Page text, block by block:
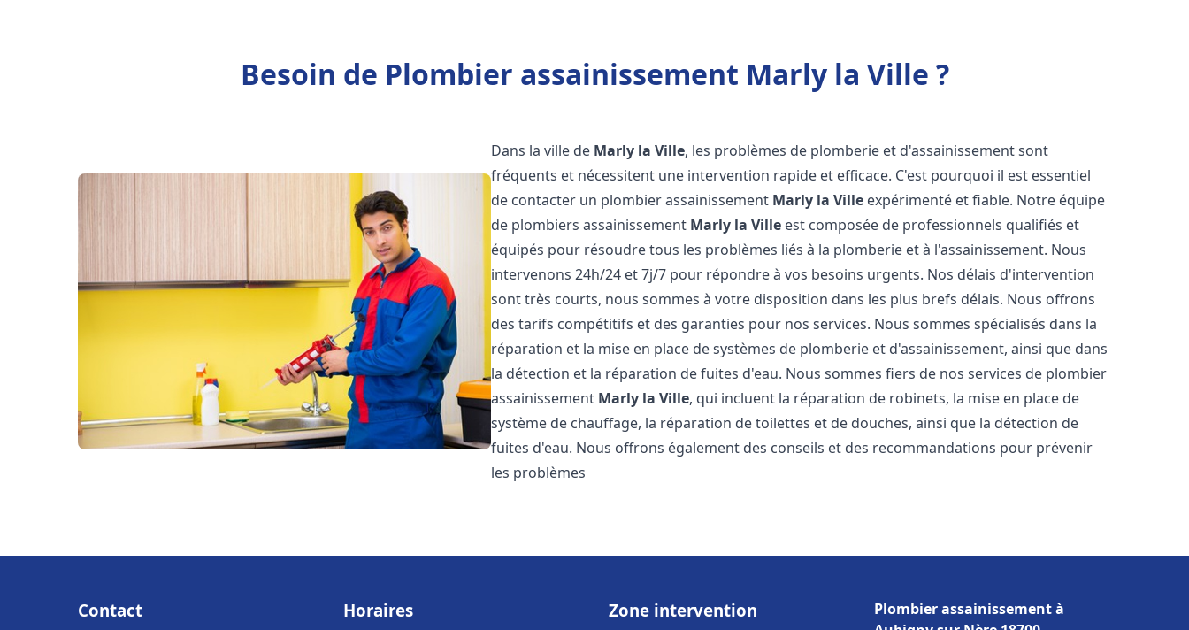
Besoin de Plombier assainissement Marly la Ville ?
Dans la ville de Marly la Ville, les problèmes de plomberie et d'assainissement sont
fréquents et nécessitent une intervention rapide et efficace. C'est pourquoi il est essentiel
de contacter un plombier assainissement Marly la Ville expérimenté et fiable. Notre équipe
de plombiers assainissement Marly la Ville est composée de professionnels qualifiés et
équipés pour résoudre tous les problèmes liés à la plomberie et à l'assainissement. Nous
intervenons 24h/24 et 7j/7 pour répondre à vos besoins urgents. Nos délais d'intervention
sont très courts, nous sommes à votre disposition dans les plus brefs délais. Nous offrons
des tarifs compétitifs et des garanties pour nos services. Nous sommes spécialisés dans la
réparation et la mise en place de systèmes de plomberie et d'assainissement, ainsi que dans
la détection et la réparation de fuites d'eau. Nous sommes fiers de nos services de plombier
assainissement Marly la Ville, qui incluent la réparation de robinets, la mise en place de
système de chauffage, la réparation de toilettes et de douches, ainsi que la détection de
fuites d'eau. Nous offrons également des conseils et des recommandations pour prévenir
les problèmes
Contact Horaires Zone intervention
Plombier assainissement à